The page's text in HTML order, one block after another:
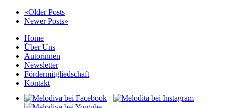
«Older Posts
Newer Posts»
Home
Über Uns
Autorinnen
Newsletter
Fördermitgliedschaft
Kontakt